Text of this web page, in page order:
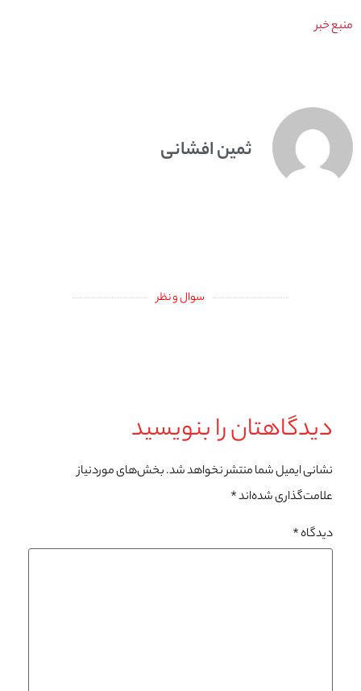
منبع خبر
ثمین افشانی
سوال و نظر
دیدگاهتان را بنویسید
نشانی ایمیل شما منتشر نخواهد شد.بخش‌های موردنیاز
علامت‌گذاری شده‌اند*
دیدگاه*